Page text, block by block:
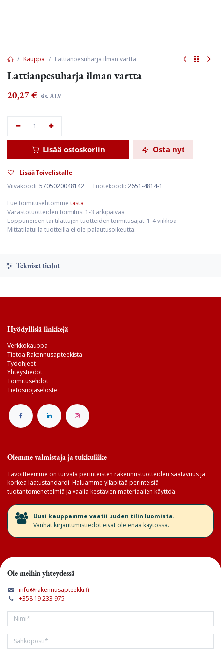
Kauppa Lattianpesuharja ilman vartta
Lattianpesuharja ilman vartta
20,27€ sis. ALV
Lisää ostoskoriin Osta nyt
Lisää Toivelistalle
Viivakoodi: 5705020048142 Tuotekoodi: 2651-4814-1
Lue toimitusehtomme tästä
Varastotuotteiden toimitus: 1-3 arkipäivää
Loppuneiden tai tilattujen tuotteiden toimitusajat: 1-4 viikkoa
Mittatilatuilla tuotteilla ei ole palautusoikeutta.
Tekniset tiedot
Hyödyllisiä linkkejä
Verkkokauppa
Tietoa Rakennusapteekista
Työohjeet
Yhteystiedot
Toimitusehdot
Tietosuojaseloste
Olemme valmistaja ja tukkuliike
Tavoitteemme on turvata perinteisten rakennustuotteiden saatavuus ja
korkea laatustandardi. Haluamme ylläpitää perinteisiä
tuotantomenetelmiä ja vaalia kestävien materiaalien käyttöä.
​Uusi kauppamme vaatii uuden tilin luomista.
Vanhat kirjautumistiedot eivät ole enää käytössä.
Ole meihin yhteydessä
info@rakennusapteekki.fi
+358 19 233 975